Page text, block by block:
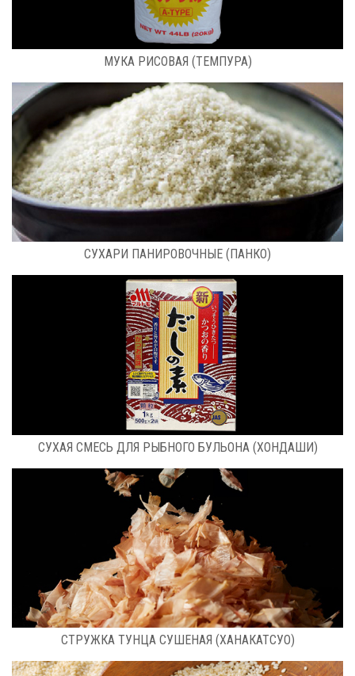
РАСФАСОВКА: МЕШОК (20 КГ)
МУКА РИСОВАЯ (ТЕМПУРА)
CУХАРИ ПАНИРОВОЧНЫЕ (ПАНКО)
РАСФАСОВКА: КГ
СУХАЯ СМЕСЬ ДЛЯ РЫБНОГО БУЛЬОНА (ХОНДАШИ)
РАСФАСОВКА: КГ
СТРУЖКА ТУНЦА СУШЕНАЯ (ХАНАКАТСУО)